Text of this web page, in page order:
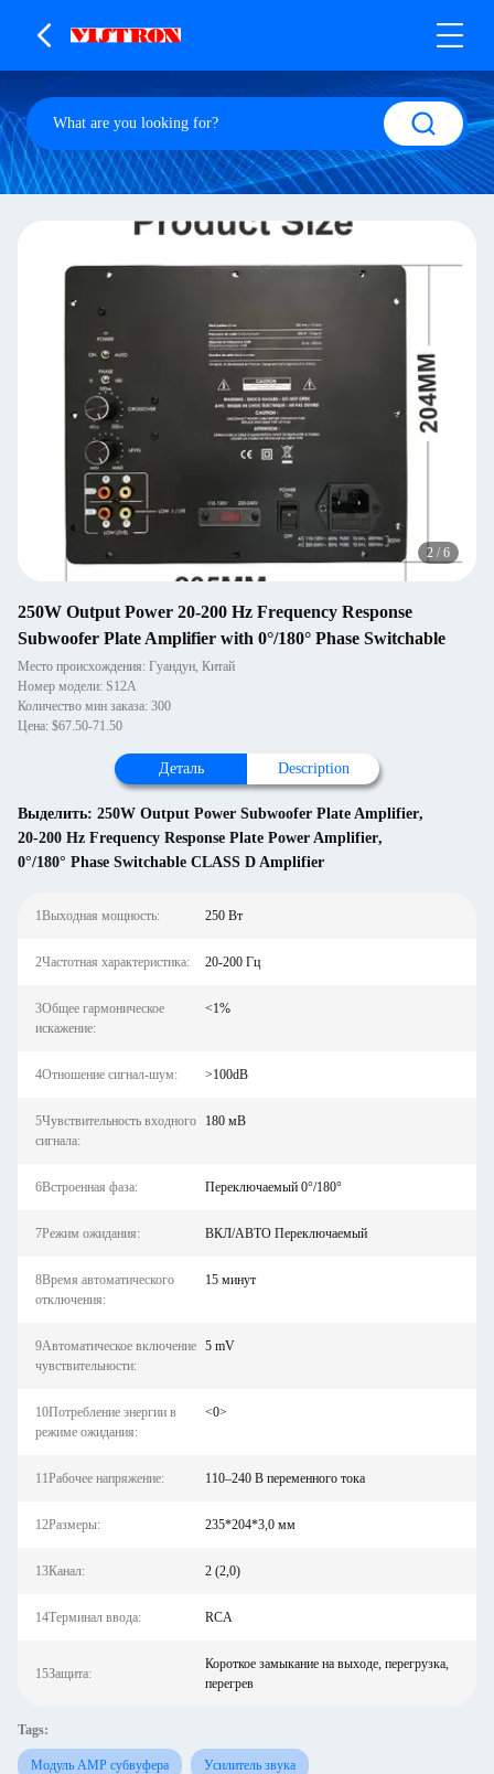
2 / 6
250W Output Power 20-200 Hz Frequency Response
Subwoofer Plate Amplifier with 0°/180° Phase Switchable
Место происхождения: Гуандун, Китай
Номер модели: S12A
Количество мин заказа: 300
Цена: $67.50-71.50
Деталь Description
Выделить: 250W Output Power Subwoofer Plate Amplifier,
20-200 Hz Frequency Response Plate Power Amplifier,
0°/180° Phase Switchable CLASS D Amplifier
1Выходная мощность: 250 Вт
2Частотная характеристика: 20-200 Гц
3Общее гармоническое
искажение:
<1%
4Отношение сигнал-шум: >100dB
5Чувствительность входного
сигнала:
180 мВ
6Встроенная фаза: Переключаемый 0°/180°
7Режим ожидания: ВКЛ/АВТО Переключаемый
8Время автоматического
отключения:
15 минут
9Автоматическое включение
чувствительности:
5 mV
10Потребление энергии в
режиме ожидания:
<0>
11Рабочее напряжение: 110–240 В переменного тока
12Размеры: 235*204*3,0 мм
13Канал: 2 (2,0)
14Терминал ввода: RCA
15Защита:
Короткое замыкание на выходе, перегрузка,
перегрев
Tags:
Модуль AMP субвуфера Усилитель звука